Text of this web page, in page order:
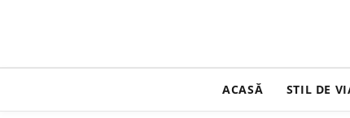
ACASĂ STIL DE